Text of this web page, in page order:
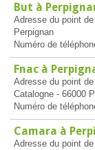
But à
Adresse du point
Perpignan
Numéro de
Fnac à
Adresse du point
Catalogne - 66000
Numéro de
Camara à
Adresse du point